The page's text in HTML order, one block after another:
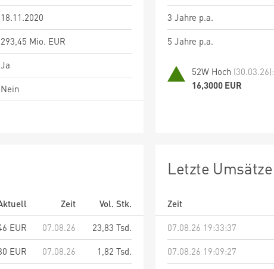
18.11.2020
293,45 Mio. EUR
Ja
Nein
3 Jahre p.a.
5 Jahre p.a.
52W Hoch (30.03.26):
16,3000 EUR
Zeit
Vol. Stk.
EUR 07.08.26
23,83 Tsd.
EUR 07.08.26
1,82 Tsd.
Letzte Umsätze
Zeit
07.08.26 19:33:37
07.08.26 19:09:27